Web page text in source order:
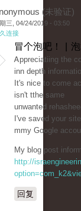
(未验证)
三, 04/24/2019 - 03:50
连接
冒个泡吧！ |
Ꭺрpreciatiing the
inn depth
It's nice to come
isn't tthe same
unwanted
I've saved your
mmy Google
My blog post
http://
回复